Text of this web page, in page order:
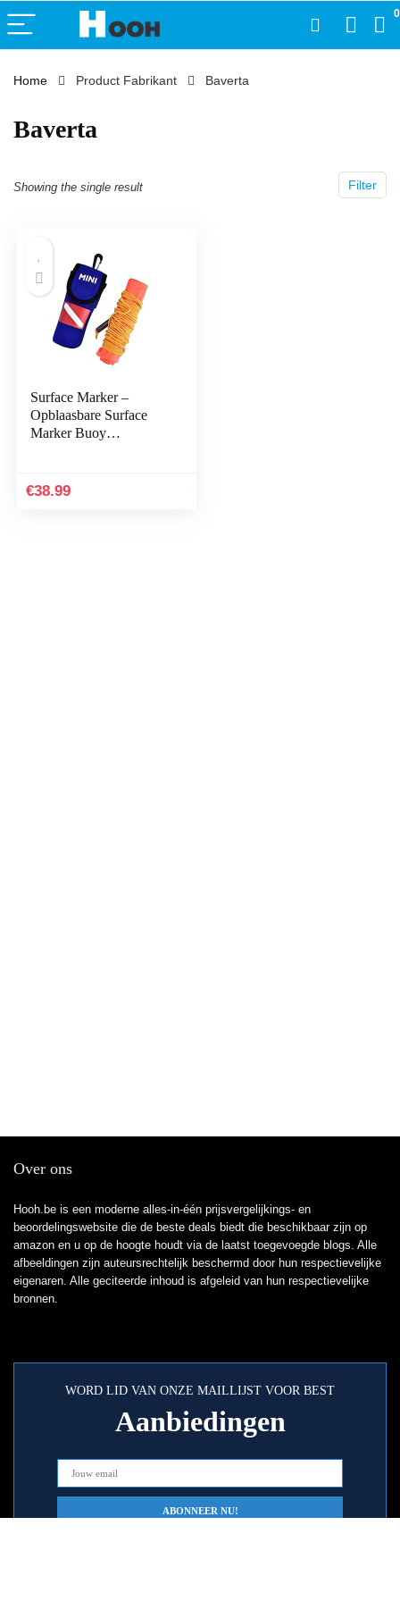
0
Home Product Fabrikant ‎Baverta
‎Baverta
Filter
Showing the single result
Surface Marker –
Opblaasbare Surface
Marker Buoy
€38.99
Over ons
Hooh.be is een moderne alles-in-één prijsvergelijkings- en
beoordelingswebsite die de beste deals biedt die beschikbaar zijn op
amazon en u op de hoogte houdt via de laatst toegevoegde blogs. Alle
afbeeldingen zijn auteursrechtelijk beschermd door hun respectievelijke
eigenaren. Alle geciteerde inhoud is afgeleid van hun respectievelijke
bronnen.
WORD LID VAN ONZE MAILLIJST VOOR BEST
Aanbiedingen